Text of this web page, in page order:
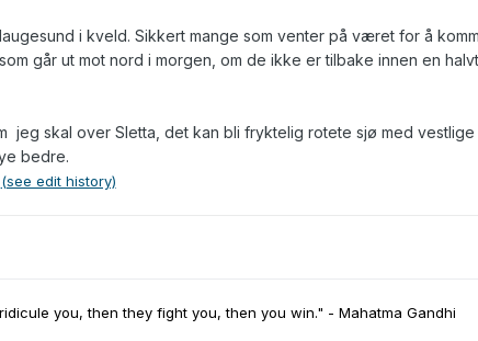
i kveld. Sikkert mange som venter på været for å
går ut mot nord i morgen, om de ikke er tilbake innen en
jeg skal over Sletta, det kan bli fryktelig rotete sjø med vestlige
bedre.
(see edit history)
you, then they fight you, then you win." - Mahatma Gandhi